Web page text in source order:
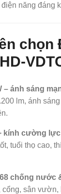
năng đáng
chọn
– ánh sáng
lm, ánh
kính cường
tuổi thọ cao,
chống nước
cổng, sân vườn,